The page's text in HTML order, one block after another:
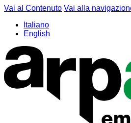
Vai al Contenuto Vai alla
Italiano
English